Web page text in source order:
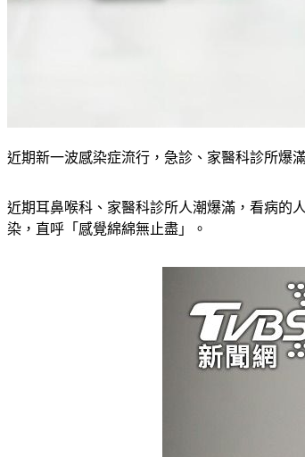
近期新一波感染症流行，急診、家醫科診所爆滿
近期耳鼻喉科、家醫科診所人潮爆滿，看病的
染，直呼「感覺綿綿無止盡」。